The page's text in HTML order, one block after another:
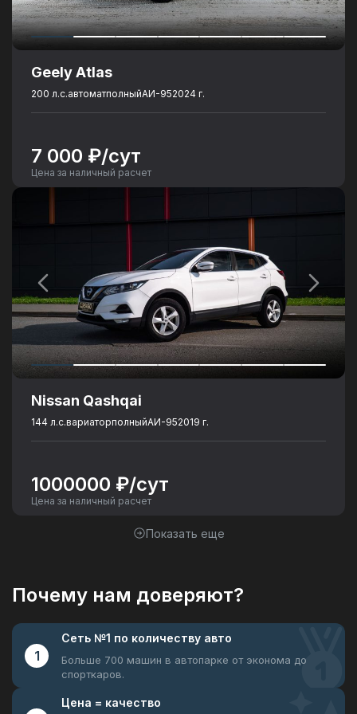
Geely Atlas
200 л.с.автоматполныйАИ-952024 г.
7 000 ₽/сут
Цена за наличный расчет
Nissan Qashqai
144 л.с.вариаторполныйАИ-952019 г.
1000000 ₽/сут
Цена за наличный расчет
Показать еще
Почему нам доверяют?
1
Сеть №1 по количеству авто
Больше 700 машин в автопарке от эконома до
спорткаров.
Цена = качество